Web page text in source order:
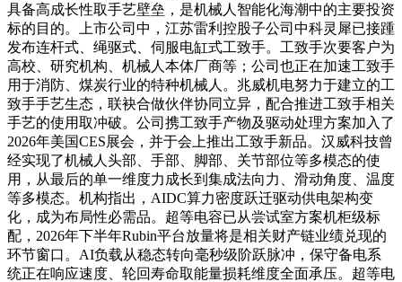
具备高成长性取手艺壁垒，是机械人智能化海潮中的主要投资
标的目的。上市公司中，江苏雷利控股子公司中科灵犀已接踵
发布连杆式、绳驱式、伺服电缸式工致手。工致手次要客户为
高校、研究机构、机械人本体厂商等；公司也正在加速工致手
用于消防、煤炭行业的特种机械人。兆威机电努力于建立的工
致手手艺生态，联袂合做伙伴协同立异，配合推进工致手相关
手艺的使用取冲破。公司携工致手产物及驱动处理方案加入了
2026年美国CES展会，并于会上推出工致手新品。汉威科技曾
经实现了机械人头部、手部、脚部、关节部位等多模态的使
用，从最后的单一维度力成长到集成法向力、滑动角度、温度
等多模态。机构指出，AIDC算力密度跃迁驱动供电架构变
化，成为布局性必需品。超等电容已从尝试室方案机柜级标
配，2026年下半年Rubin平台放量将是相关财产链业绩兑现的
环节窗口。AI负载从稳态转向毫秒级阶跃脉冲，保守备电系
统正在响应速度、轮回寿命取能量损耗维度全面承压。超等电